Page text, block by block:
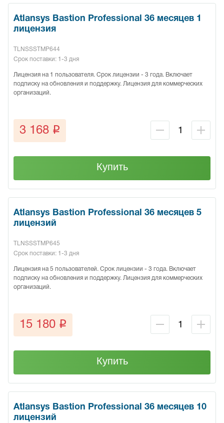
Atlansys Bastion Professional 36 месяцев 1
лицензия
TLNSSSTMP644
Срок поставки: 1-3 дня
Лицензия на 1 пользователя. Срок лицензии - 3 года. Включает
подписку на обновления и поддержку. Лицензия для коммерческих
организаций.
3 168 q
Купить
Atlansys Bastion Professional 36 месяцев 5
лицензий
TLNSSSTMP645
Срок поставки: 1-3 дня
Лицензия на 5 пользователей. Срок лицензии - 3 года. Включает
подписку на обновления и поддержку. Лицензия для коммерческих
организаций.
15 180 q
Купить
Atlansys Bastion Professional 36 месяцев 10
лицензий